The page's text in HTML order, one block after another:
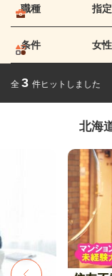
職種 指
条件 女
全 3 件ヒットしました
北海